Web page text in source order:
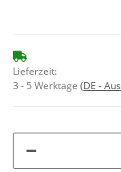
Lieferzeit:
3 - 5 Werktage (DE -